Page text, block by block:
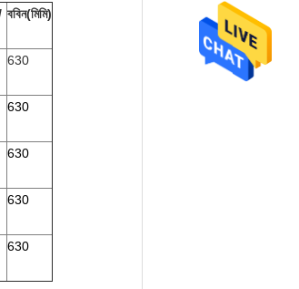
ববিন(মিমি)
630
630
630
630
630